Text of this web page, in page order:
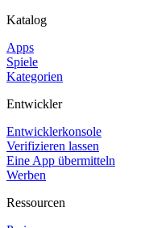
Katalog
Apps
Spiele
Kategorien
Entwickler
Entwicklerkonsole
Verifizieren lassen
Eine App übermitteln
Werben
Ressourcen